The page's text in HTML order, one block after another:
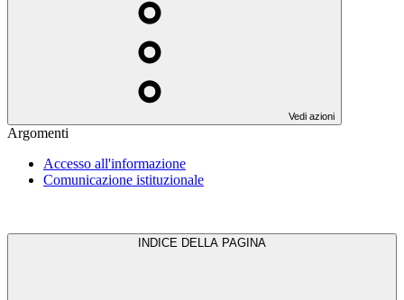
Vedi azioni
Argomenti
Accesso all'informazione
Comunicazione istituzionale
INDICE DELLA PAGINA